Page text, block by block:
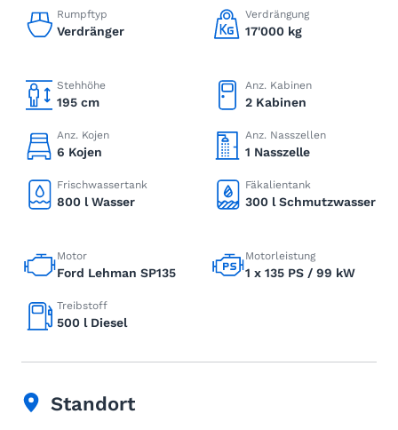
Rumpftyp
Verdränger
Verdrängung
17'000 kg
Stehhöhe
195 cm
Anz. Kabinen
2 Kabinen
Anz. Kojen
6 Kojen
Anz. Nasszellen
1 Nasszelle
Frischwassertank
800 l Wasser
Fäkalientank
300 l Schmutzwasser
Motor
Ford Lehman SP135
Motorleistung
1 x 135 PS / 99 kW
Treibstoff
500 l Diesel
Standort